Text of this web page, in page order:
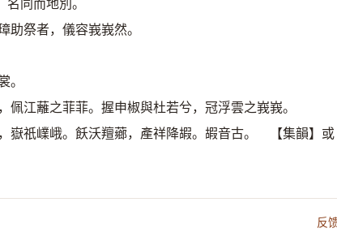
助祭者，儀容峩峩然。
江蘺之菲菲。握申椒與杜若兮，冠浮雲之峩峩。
嶽祇嶫峨。飫沃羶薌，產祥降嘏。嘏音古。 【集韻】或
反